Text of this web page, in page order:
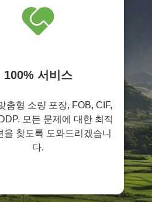
100% 서비스
춤형 소량 포장, FOB, CIF,
모든 문제에 대한 최적
을 찾도록 도와드리겠습니
다.